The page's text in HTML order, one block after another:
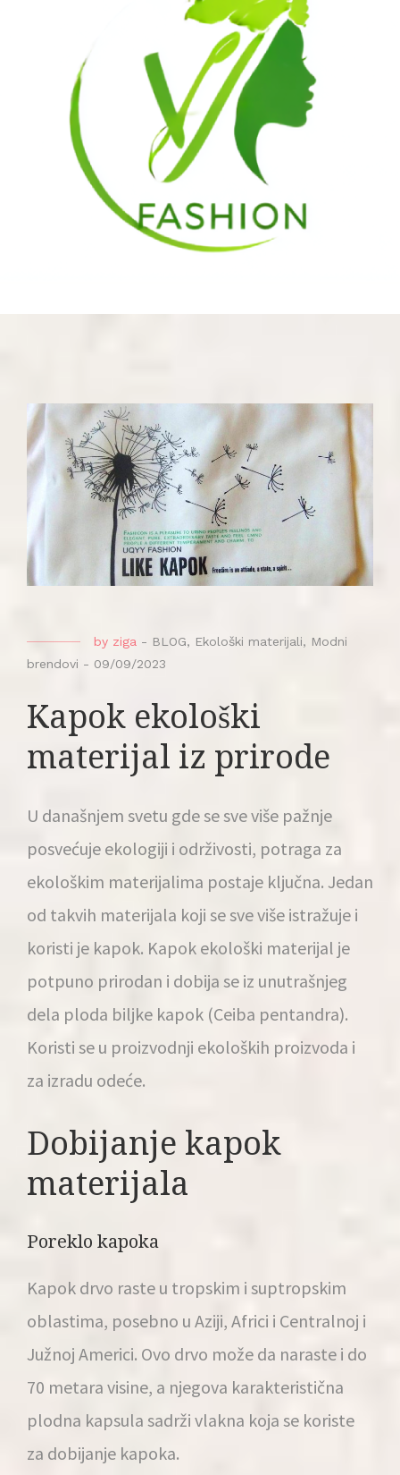
by ziga - BLOG, Ekološki materijali, Modni
brendovi - 09/09/2023
Kapok ekološki
materijal iz prirode
U današnjem svetu gde se sve više pažnje
posvećuje ekologiji i održivosti, potraga za
ekološkim materijalima postaje ključna. Jedan
od takvih materijala koji se sve više istražuje i
koristi je kapok. Kapok ekološki materijal je
potpuno prirodan i dobija se iz unutrašnjeg
dela ploda biljke kapok (Ceiba pentandra).
Koristi se u proizvodnji ekoloških proizvoda i
za izradu odeće.
Dobijanje kapok
materijala
Poreklo kapoka
Kapok drvo raste u tropskim i suptropskim
oblastima, posebno u Aziji, Africi i Centralnoj i
Južnoj Americi. Ovo drvo može da naraste i do
70 metara visine, a njegova karakteristična
plodna kapsula sadrži vlakna koja se koriste
za dobijanje kapoka.